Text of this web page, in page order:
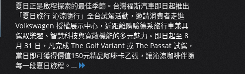
夏日正是啟程探索的最佳季節。台灣福斯汽車即日起推出
「夏日旅行 沁涼隨行」全台試駕活動，邀請消費者走進
Volkswagen 授權展示中心，近距離體驗德系旅行車兼具
駕馭樂趣、智慧科技與寬敞機能的多元魅力。即日起至 8
月 31 日，凡完成 The Golf Variant 或 The Passat 試駕，
當日即可獲得價值150元精品咖啡卡乙張，讓沁涼咖啡伴隨
每一段夏日旅程。...